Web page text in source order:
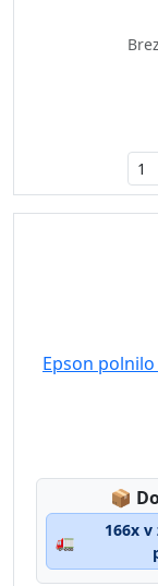
Epson
📦
🚛
166x